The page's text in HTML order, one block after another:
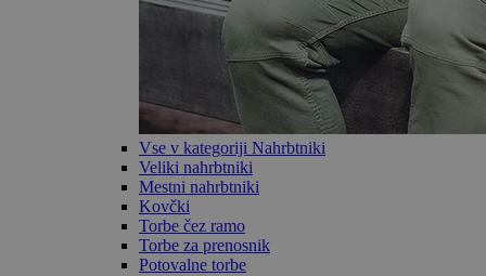
Vse v kategoriji Nahrbtniki
Veliki nahrbtniki
Mestni nahrbtniki
Kovčki
Torbe čez ramo
Torbe za prenosnik
Potovalne torbe